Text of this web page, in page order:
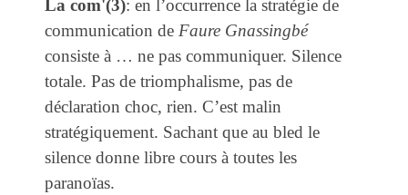
La com'(3): en l’occurrence la stratégie de
communication de Faure Gnassingbé
consiste à … ne pas communiquer. Silence
totale. Pas de triomphalisme, pas de
déclaration choc, rien. C’est malin
stratégiquement. Sachant que au bled le
silence donne libre cours à toutes les
paranoïas.